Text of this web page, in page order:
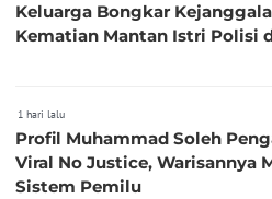
Keluarga Bongkar
Kematian Mantan Istri Polisi
1 hari lalu
Profil Muhammad Soleh
Viral No Justice, Warisannya
Sistem Pemilu